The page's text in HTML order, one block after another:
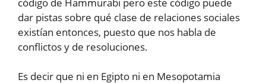
dar pistas sobre qué clase de relaciones sociales
existían entonces, puesto que nos habla de
conflictos y de resoluciones.
Es decir que ni en Egipto ni en Mesopotamia